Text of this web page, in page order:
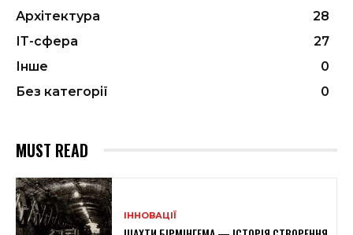
Архітектура
28
ІТ-сфера
27
Інше
0
Без категорії
0
MUST READ
ІННОВАЦІЇ